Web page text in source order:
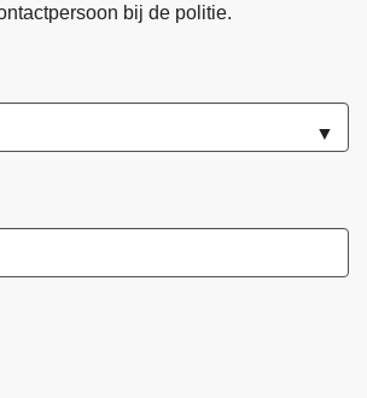
bij de politie.
▼